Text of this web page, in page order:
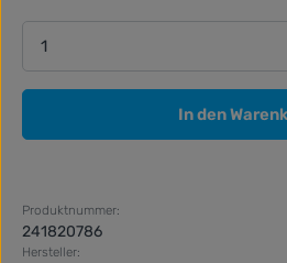
Produkt Anzahl: Gib den
In den
Produktnummer:
241820786
Hersteller: